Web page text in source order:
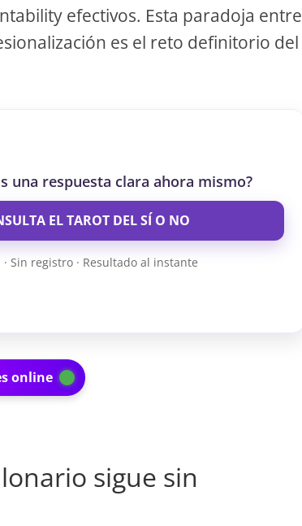
efectivos. Esta paradoja entre
es el reto definitorio del
una respuesta clara ahora mismo?
EL TAROT DEL SÍ O NO
· Sin registro · Resultado al instante
online
sigue sin